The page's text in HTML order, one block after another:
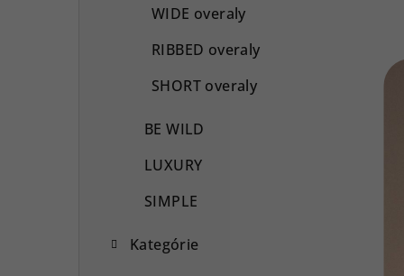
WIDE overaly
RIBBED overaly
SHORT overaly
BE WILD
LUXURY
SIMPLE
Kategórie